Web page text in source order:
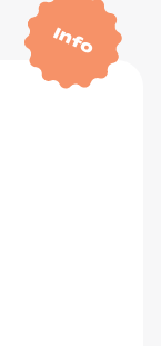
Info